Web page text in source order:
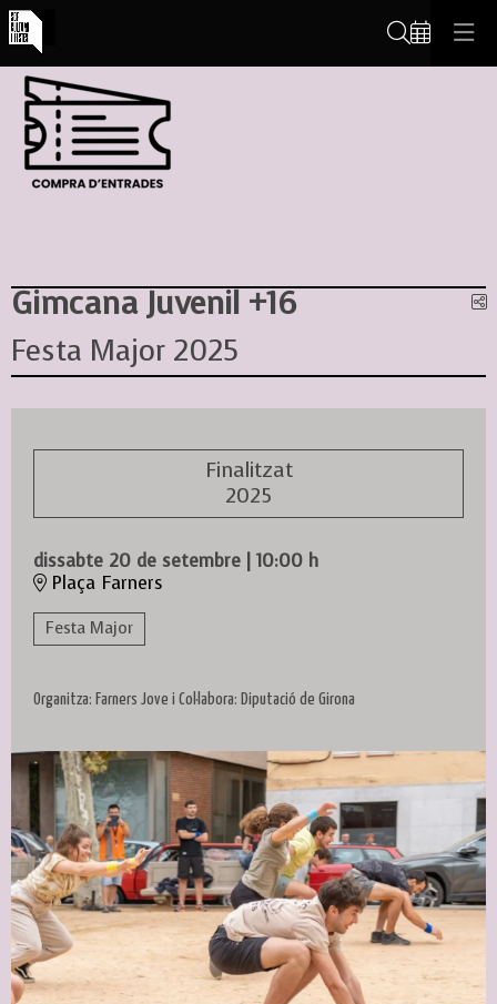
Gimcana Juvenil +16
Festa Major 2025
Finalitzat
2025
dissabte 20 de setembre | 10:00 h
Plaça Farners
Festa Major
Organitza: Farners Jove i Col·labora: Diputació de Girona